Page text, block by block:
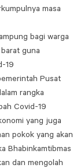
masa
bagi warga
guna
19
Pusat
rangka
Covid-19
yang juga
pokok yang akan
Bhabinkamtibmas
dan mengolah